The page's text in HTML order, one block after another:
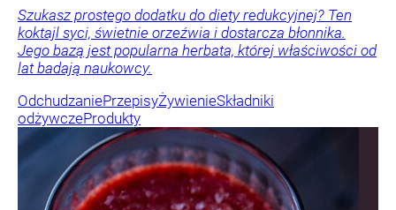
Szukasz prostego dodatku do diety redukcyjnej? Ten
koktajl syci, świetnie orzeźwia i dostarcza błonnika.
Jego bazą jest popularna herbata, której właściwości od
lat badają naukowcy.
OdchudzaniePrzepisyŻywienieSkładniki
odżywczeProdukty